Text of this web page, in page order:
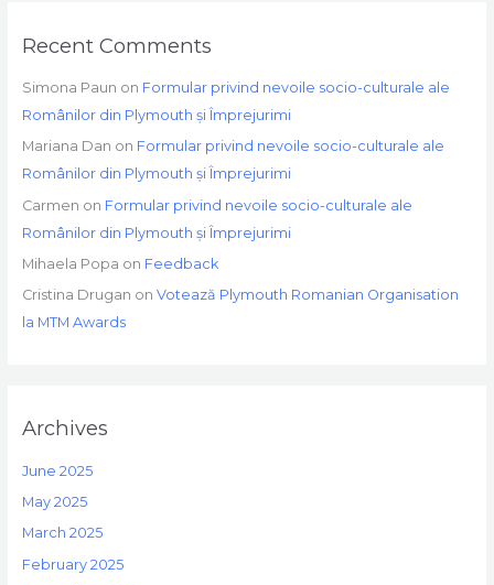
Recent Comments
Simona Paun on Formular privind nevoile socio-culturale ale
Românilor din Plymouth și Împrejurimi
Mariana Dan on Formular privind nevoile socio-culturale ale
Românilor din Plymouth și Împrejurimi
Carmen on Formular privind nevoile socio-culturale ale
Românilor din Plymouth și Împrejurimi
Mihaela Popa on Feedback
Cristina Drugan on Votează Plymouth Romanian Organisation
la MTM Awards
Archives
June 2025
May 2025
March 2025
February 2025